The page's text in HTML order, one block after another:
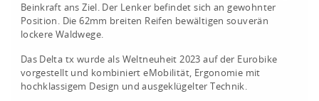
Beinkraft ans Ziel. Der Lenker befindet sich an gewohnter
Position. Die 62mm breiten Reifen bewältigen souverän
lockere Waldwege.
Das Delta tx wurde als Weltneuheit 2023 auf der Eurobike
vorgestellt und kombiniert eMobilität, Ergonomie mit
hochklassigem Design und ausgeklügelter Technik.